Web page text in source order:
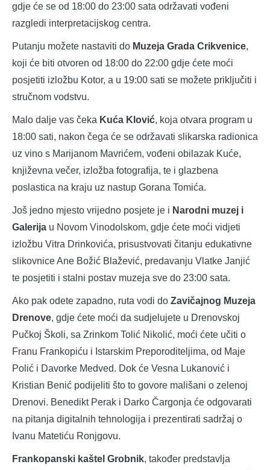
gdje će se od 18:00 do 23:00 sata održavati vođeni
razgledi interpretacijskog centra.
Putanju možete nastaviti do Muzeja Grada Crikvenice,
koji će biti otvoren od 18:00 do 22:00 gdje ćete moći
posjetiti izložbu Kotor, a u 19:00 sati se možete priključiti i
stručnom vodstvu.
Malo dalje vas čeka Kuća Klović, koja otvara program u
18:00 sati, nakon čega će se održavati slikarska radionica
uz vino s Marijanom Mavrićem, vođeni obilazak Kuće,
književna večer, izložba fotografija, te i glazbena
poslastica na kraju uz nastup Gorana Tomića.
Još jedno mjesto vrijedno posjete je i Narodni muzej i
Galerija u Novom Vinodolskom, gdje ćete moći vidjeti
izložbu Vitra Drinkovića, prisustvovati čitanju edukativne
slikovnice Ane Božić Blažević, predavanju Vlatke Janjić
te posjetiti i stalni postav muzeja sve do 23:00 sata.
Ako pak odete zapadno, ruta vodi do Zavičajnog Muzeja
Drenove, gdje ćete moći da sudjelujete u Drenovskoj
Pučkoj Školi, sa Zrinkom Tolić Nikolić, moći ćete učiti o
Franu Frankopiću i Istarskim Preporoditeljima, od Maje
Polić i Davorke Medved. Dok će Vesna Lukanović i
Kristian Benić podijeliti što to govore mališani o zelenoj
Drenovi. Benedikt Perak i Darko Čargonja će odgovarati
na pitanja digitalnih tehnologija i prezentirati sadržaj o
Ivanu Matetiću Ronjgovu.
Frankopanski kaštel Grobnik, također predstavlja